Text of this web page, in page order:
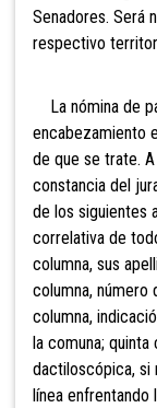
Senadores. Será
respectivo
La nómina de
encabezamiento
de que se trate.
constancia del
de los siguientes
correlativa de
columna, sus
columna, número
columna,
la comuna;
dactiloscópica, si
línea enfrentando